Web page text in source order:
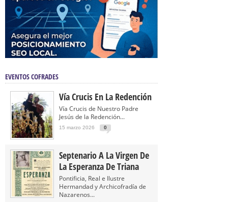
EVENTOS COFRADES
Vía Crucis En La Redención
Vía Crucis de Nuestro Padre
Jesús de la Redención...
15 marzo 2026 0
Septenario A La Virgen De
La Esperanza De Triana
Pontificia, Real e Ilustre
Hermandad y Archicofradía de
Nazarenos...